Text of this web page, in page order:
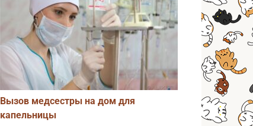
Вызов медсестры на дом для
капельницы